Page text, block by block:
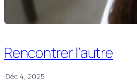
Rencontrer l’autre
·Déc 4, 2025